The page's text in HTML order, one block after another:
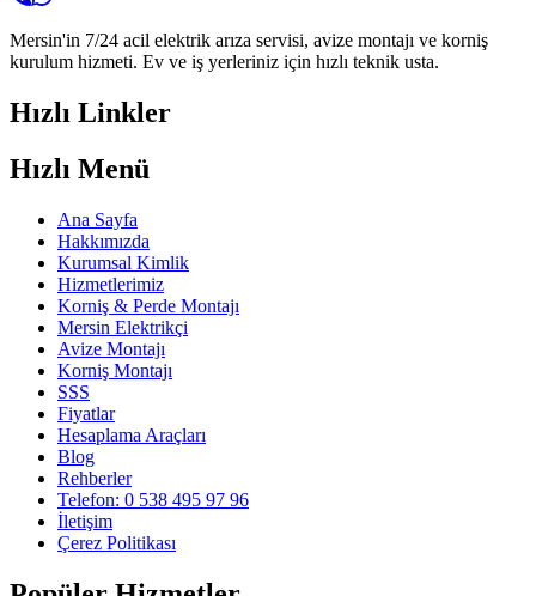
Mersin'in 7/24 acil elektrik arıza servisi, avize montajı ve korniş
kurulum hizmeti. Ev ve iş yerleriniz için hızlı teknik usta.
Hızlı Linkler
Hızlı Menü
Ana Sayfa
Hakkımızda
Kurumsal Kimlik
Hizmetlerimiz
Korniş & Perde Montajı
Mersin Elektrikçi
Avize Montajı
Korniş Montajı
SSS
Fiyatlar
Hesaplama Araçları
Blog
Rehberler
Telefon: 0 538 495 97 96
İletişim
Çerez Politikası